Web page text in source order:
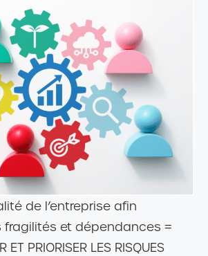
de l’entreprise afin
fragilités et dépendances =
ET PRIORISER LES RISQUES